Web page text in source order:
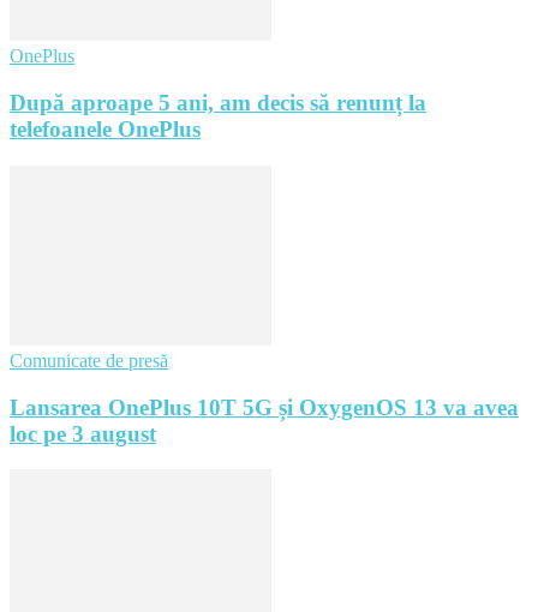
OnePlus
După aproape 5 ani, am decis să renunț la
telefoanele OnePlus
Comunicate de presă
Lansarea OnePlus 10T 5G și OxygenOS 13 va avea
loc pe 3 august